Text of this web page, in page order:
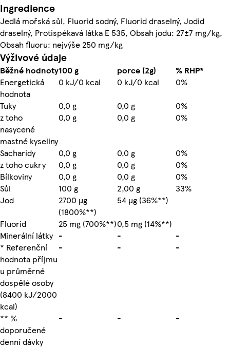
Ingredience
Jedlá mořská sůl, Fluorid sodný, Fluorid draselný, Jodid
draselný, Protispékavá látka E 535, Obsah jodu: 27±7 mg/kg,
Obsah fluoru: nejvýše 250 mg/kg
Výživové údaje
Běžné hodnoty100 g porce (2g)
% RHP*
Energetická
hodnota
0 kJ/0 kcal 0 kJ/0 kcal
0%
Tuky
0,0 g 0,0 g
0%
z toho
nasycené
mastné kyseliny
0,0 g 0,0 g 0%
Sacharidy 0,0 g 0,0 g
0%
z toho cukry
0,0 g 0,0 g
0%
Bílkoviny
0,0 g 0,0 g
0%
Sůl
100 g 2,00 g
33%
Jod
2700 µg
(1800%**)
54 µg (36%**)
Fluorid
25 mg (700%**)0,5 mg (14%**)
Minerální látky - -
-
* Referenční
hodnota příjmu
u průměrné
dospělé osoby
(8400 kJ/2000
kcal)
- - -
** %
doporučené
denní dávky
- - -